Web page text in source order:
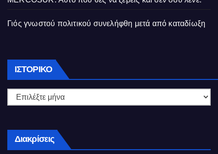
Γιός γνωστού πολιτικού συνελήφθη μετά από καταδίωξη
ΙΣΤΟΡΙΚΌ Ιστορικό
Διακρίσεις